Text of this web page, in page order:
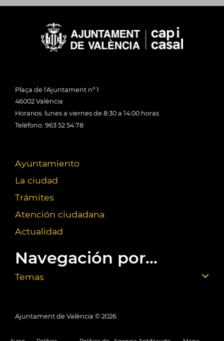
Plaça de l'Ajuntament nº 1
46002 València
Horarios: lunes a viernes de 8:30 a 14:00 horas
Teléfono: 963 52 54 78
Ayuntamiento
La ciudad
Trámites
Atención ciudadana
Actualidad
Navegación por...
Temas
Ajuntament de València © 2026